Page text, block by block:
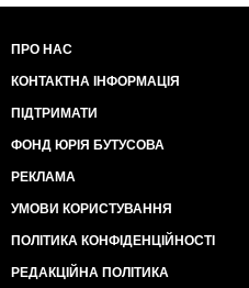
ПРО НАС
КОНТАКТНА ІНФОРМАЦІЯ
ПІДТРИМАТИ
ФОНД ЮРІЯ БУТУСОВА
РЕКЛАМА
УМОВИ КОРИСТУВАННЯ
ПОЛІТИКА КОНФІДЕНЦІЙНОСТІ
РЕДАКЦІЙНА ПОЛІТИКА